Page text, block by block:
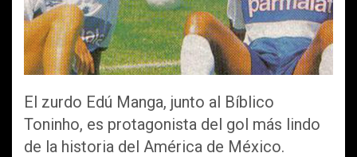
k
p
El zurdo Edú Manga, junto al Bíblico
Toninho, es protagonista del gol más lindo
de la historia del América de México.